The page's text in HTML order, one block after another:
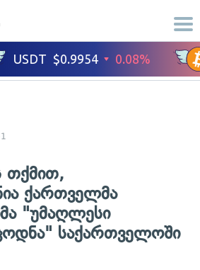
თქმით,
ქართველმა
"უმაღლესი
საქართველოში